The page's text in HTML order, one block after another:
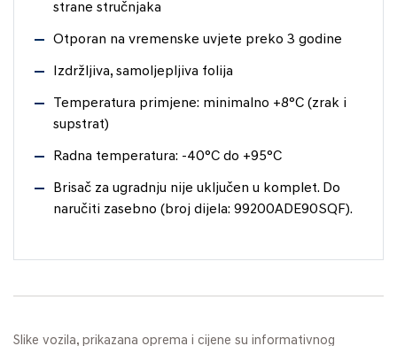
strane stručnjaka
Otporan na vremenske uvjete preko 3 godine
Izdržljiva, samoljepljiva folija
Temperatura primjene: minimalno +8°C (zrak i
supstrat)
Radna temperatura: -40°C do +95°C
Brisač za ugradnju nije uključen u komplet. Do
naručiti zasebno (broj dijela: 99200ADE90SQF).
Slike vozila, prikazana oprema i cijene su informativnog